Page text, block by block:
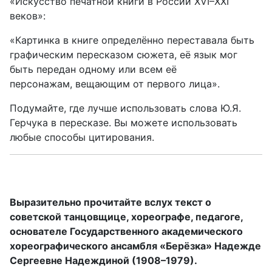
веков»:
«Картинка в книге определённо переставала быть
графическим пересказом сюжета, её язык мог
быть передан одному или всем её
персонажам, вещающим от первого лица».
Подумайте, где лучше использовать слова Ю.Я.
Герчука в пересказе. Вы можете использовать
любые способы цитирования.
Выразительно прочитайте вслух текст о
советской танцовщице, хореографе, педагоге,
основателе Государственного академического
хореографического ансамбля «Берёзка» Надежде
Сергеевне Надеждиной (1908–1979).